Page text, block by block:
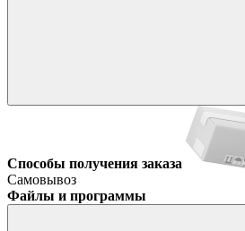
Способы получения заказа
Самовывоз
Файлы и программы